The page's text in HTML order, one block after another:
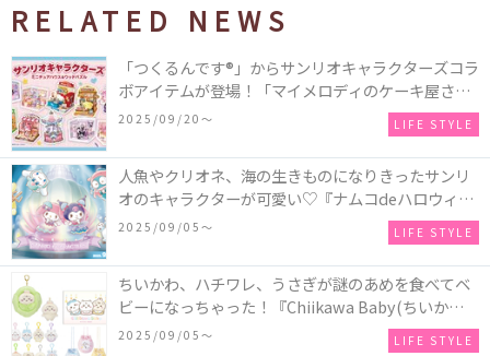
RELATED NEWS
「つくるんです®」からサンリオキャラクターズコラ
ボアイテムが登場！「マイメロディのケーキ屋さ
ん」などミニチュアハウス8種類と、「シナモロール
のメリーゴーランド」などオルゴールで動く仕掛け
付きのウッドパズル2種類♪
2025/09/20〜 LIFE STYLE
人魚やクリオネ、海の生きものになりきったサンリ
オのキャラクターが可愛い♡『ナムコdeハロウィン
2025～マーメイドファンタジー～』全国のアミュー
ズメント施設「ナムコ」「ナムコオンラインクレー
ン」で開催！
2025/09/05〜 LIFE STYLE
ちいかわ、ハチワレ、うさぎが謎のあめを食べてベ
ビーになっちゃった！『Chiikawa Baby(ちいかわベ
ビー)』の催事を全国14か所で開催！
2025/09/05〜 LIFE STYLE